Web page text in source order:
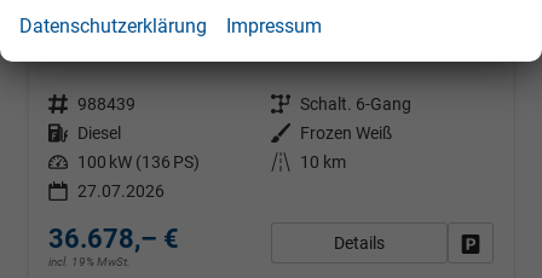
Fahrzeugnr. 988439 Getriebe Schalt. 6-Gang
Kraftstoff Diesel Außenfarbe
Frozen Weiß
Leistung 100 kW (136 PS) Kilometerstand
10 km
27.07.2026
36.678,– €
incl. 19% MwSt.
Details
Datenschutzerklärung Impressum